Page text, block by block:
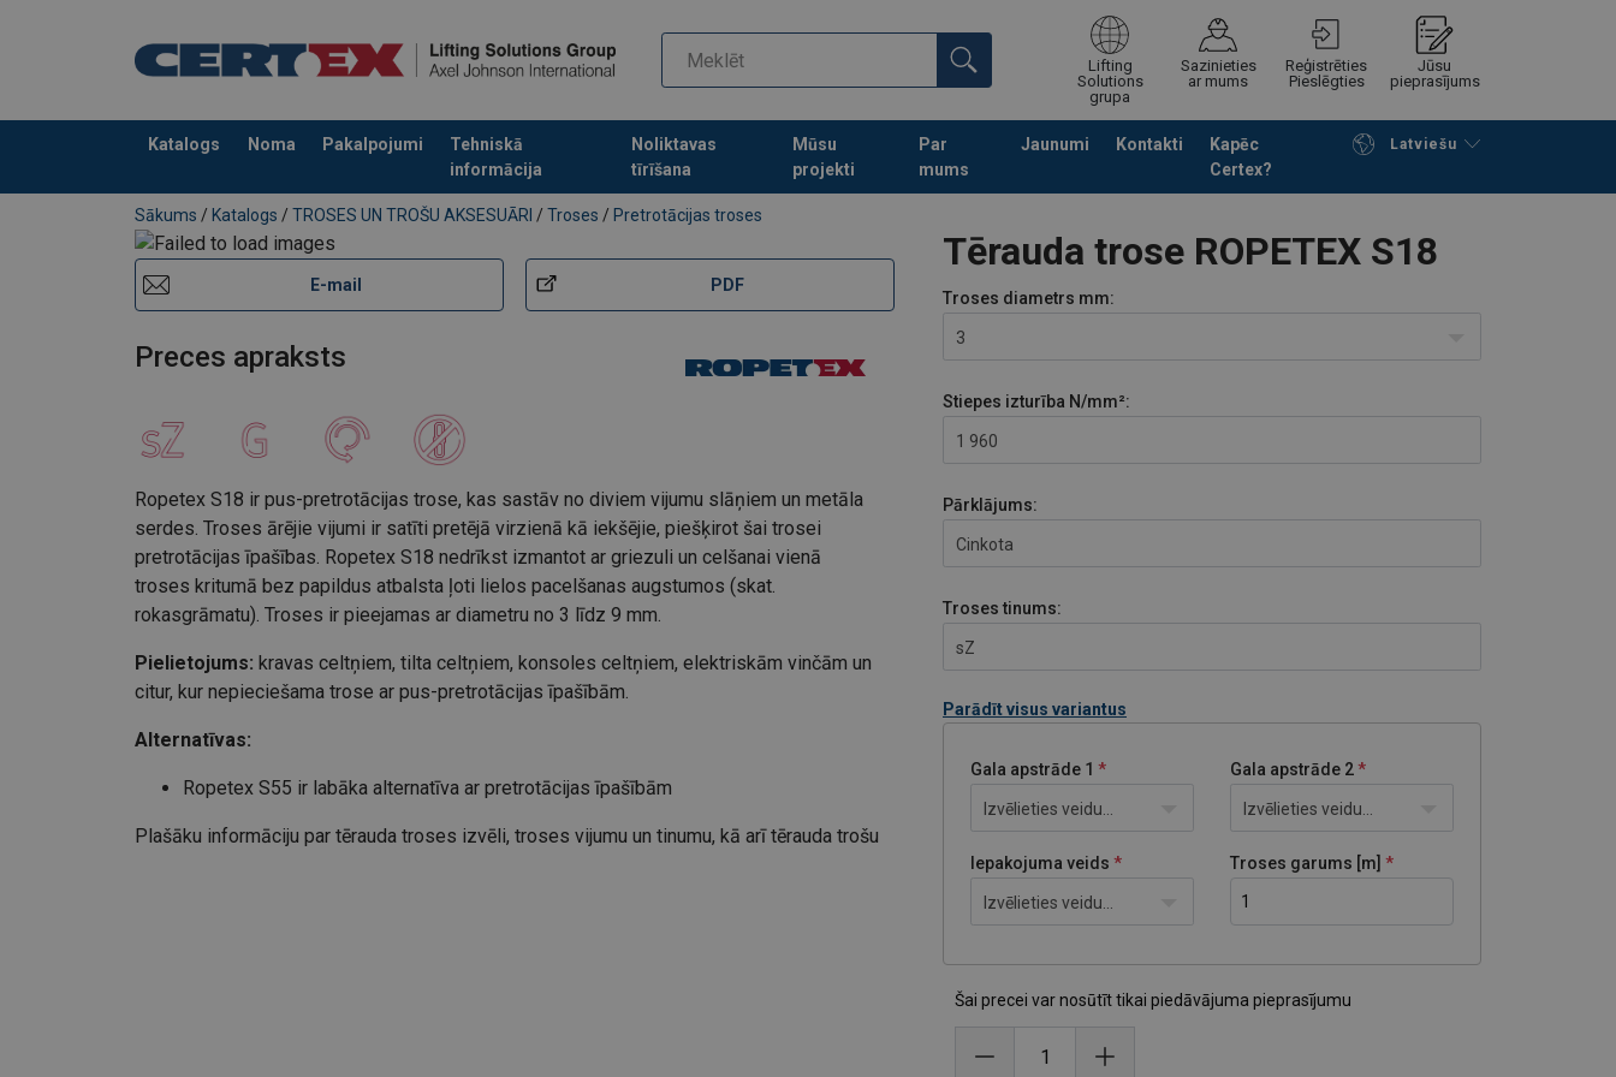
Lifting
Solutions
grupa
Sazinieties
ar mums
Reģistrēties
Pieslēgties
Jūsu
pieprasījums
Katalogs Noma Pakalpojumi
Tehniskā
informācija
Noliktavas
tīrīšana
Mūsu
projekti
Par
mums
Jaunumi Kontakti
Kapēc
Certex?
Latviešu
Pievienots jūsu pasūtījumam Turpināt meklēt preces Noformēt piedāvājuma pieprasījumu
Sākums / Katalogs / TROSES UN TROŠU AKSESUĀRI / Troses / Pretrotācijas troses
Tērauda trose ROPETEX S18
E-mail PDF
Preces apraksts
Ropetex S18 ir pus-pretrotācijas trose, kas sastāv no diviem vijumu slāņiem un metāla
serdes. Troses ārējie vijumi ir satīti pretējā virzienā kā iekšējie, piešķirot šai trosei
pretrotācijas īpašības. Ropetex S18 nedrīkst izmantot ar griezuli un celšanai vienā
troses kritumā bez papildus atbalsta ļoti lielos pacelšanas augstumos (skat.
rokasgrāmatu). Troses ir pieejamas ar diametru no 3 līdz 9 mm.
Pielietojums: kravas celtņiem, tilta celtņiem, konsoles celtņiem, elektriskām vinčām un
citur, kur nepieciešama trose ar pus-pretrotācijas īpašībām.
Alternatīvas:
Ropetex S55 ir labāka alternatīva ar pretrotācijas īpašībām
Plašāku informāciju par tērauda troses izvēli, troses vijumu un tinumu, kā arī tērauda trošu
Troses diametrs mm:
3
Stiepes izturība N/mm²:
1 960
Pārklājums:
Cinkota
Troses tinums:
sZ
Parādīt visus variantus
Gala apstrāde 1
Izvēlieties veidu...
Gala apstrāde 2
Izvēlieties veidu...
Iepakojuma veids
Izvēlieties veidu...
Troses garums [m]
Šai precei var nosūtīt tikai piedāvājuma pieprasījumu